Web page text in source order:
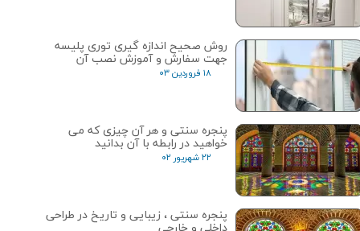
روش صحیح اندازه گیری توری پلیسه
جهت سفارش و آموزش نصب آن
۱۸ فروردین ۰۳
پنجره سنتی و هر آن چیزی که می
خواهید در رابطه با آن بدانید
۲۲ شهریور ۰۲
پنجره‌ سنتی ، زیبایی و تاریخ در طراحی